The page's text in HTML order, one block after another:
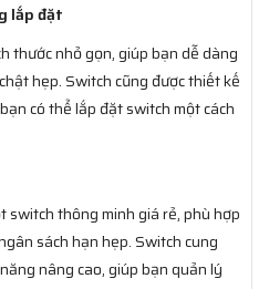
lắp đặt
thước nhỏ gọn, giúp bạn dễ dàng
hẹp. Switch cũng được thiết kế
có thể lắp đặt switch một cách
switch thông minh giá rẻ, phù hợp
sách hạn hẹp. Switch cung
nâng cao, giúp bạn quản lý